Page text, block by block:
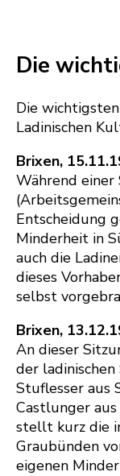
Die
Die
Ladinischen
Brixen,
Während
Entscheidung
Minderheit in
auch die
dieses
selbst
Brixen,
An dieser
der
Stuflesser aus
Castlunger
stellt kurz die
Graubünden
eigenen